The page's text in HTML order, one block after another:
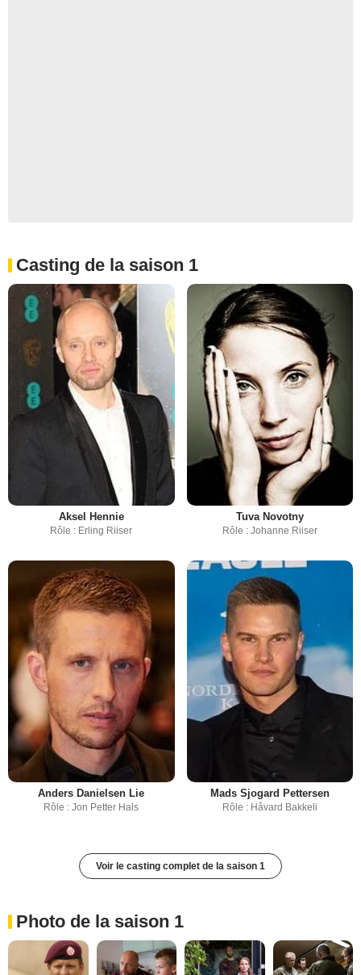
Casting de la saison 1
Aksel Hennie
Rôle : Erling Riiser
Tuva Novotny
Rôle : Johanne Riiser
Anders Danielsen Lie
Rôle : Jon Petter Hals
Mads Sjogard Pettersen
Rôle : Håvard Bakkeli
Voir le casting complet de la saison 1
Photo de la saison 1